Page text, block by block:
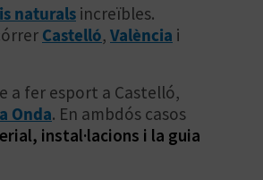
naturals increïbles.
Castelló, València i
a fer esport a Castelló,
Onda. En ambdós casos
instal·lacions i la guia